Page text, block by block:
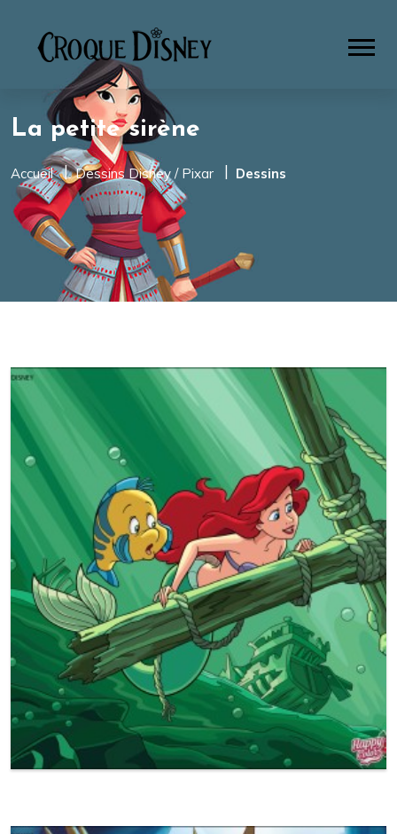
La petite sirène
Accueil Dessins Disney / Pixar Dessins